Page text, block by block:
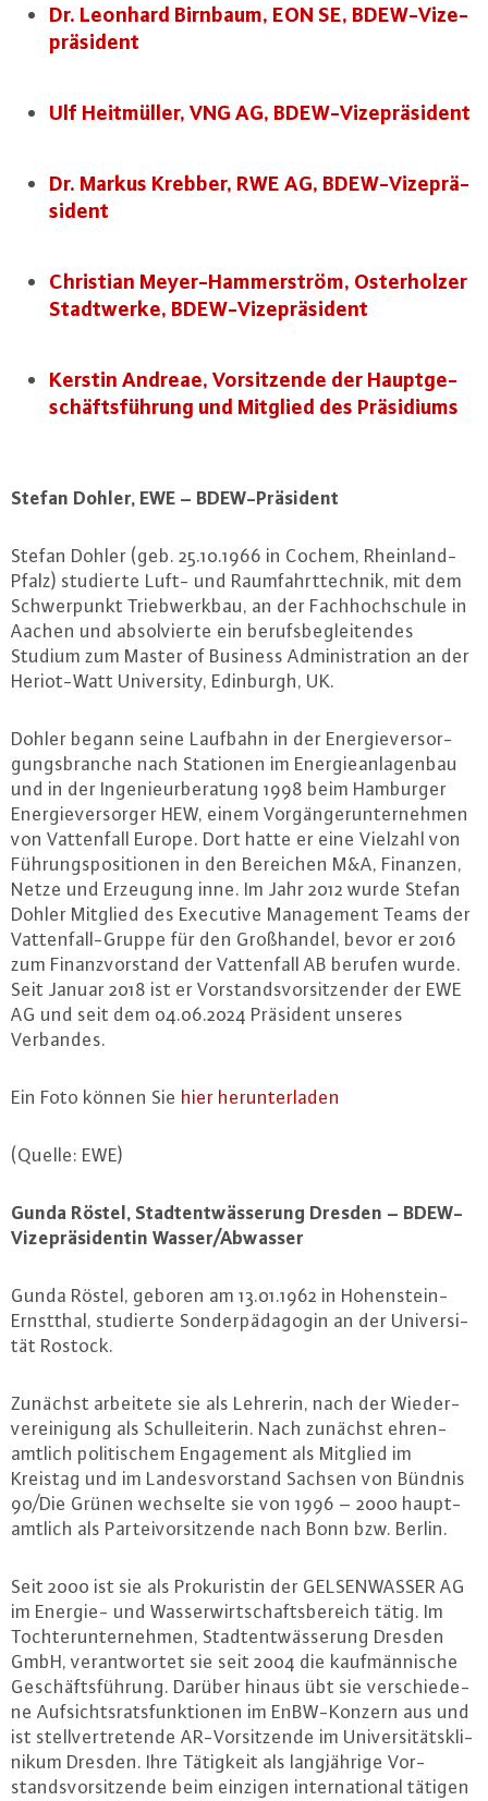
Dr. Leonhard Birnbaum, EON SE, BDEW-Vi­ze­
prä­si­dent
Ulf Heit­mül­ler, VNG AG, BDEW-Vi­ze­prä­si­dent
Dr. Markus Krebber, RWE AG, BDEW-Vi­ze­prä­
si­dent
Christian Mey­er-Ham­mer­ström, Os­ter­hol­zer
Stadt­wer­ke, BDEW-Vi­ze­prä­si­dent
Kerstin Andreae, Vor­sit­zen­de der Haupt­ge­
schäfts­füh­rung und Mitglied des Prä­si­di­ums
Stefan Dohler, EWE – BDEW-Prä­si­dent
Stefan Dohler (geb. 25.10.1966 in Cochem, Rhein­land-
Pfalz) studierte Luft- und Raum­fahrt­tech­nik, mit dem
Schwer­punkt Trieb­werk­bau, an der Fach­hoch­schu­le in
Aachen und ab­sol­vier­te ein be­rufs­be­glei­ten­des
Studium zum Master of Business Ad­mi­nis­tra­ti­on an der
He­ri­ot-Watt Uni­ver­si­ty, Edinburgh, UK.
Dohler begann seine Laufbahn in der En­er­gie­ver­sor­
gungs­bran­che nach Stationen im En­er­gie­an­la­gen­bau
und in der In­ge­nieur­be­ra­tung 1998 beim Hamburger
En­er­gie­ver­sor­ger HEW, einem Vor­gän­ger­un­ter­neh­men
von Vat­ten­fall Europe. Dort hatte er eine Vielzahl von
Füh­rungs­po­si­tio­nen in den Bereichen M&A, Finanzen,
Netze und Erzeugung inne. Im Jahr 2012 wurde Stefan
Dohler Mitglied des Executive Ma­nage­ment Teams der
Vat­ten­fall-Grup­pe für den Groß­han­del, bevor er 2016
zum Fi­nanz­vor­stand der Vat­ten­fall AB berufen wurde.
Seit Januar 2018 ist er Vor­stands­vor­sit­zen­der der EWE
AG und seit dem 04.06.2024 Präsident unseres
Verbandes.
Ein Foto können Sie hier her­un­ter­la­den
(Quelle: EWE)
Gunda Röstel, Stadt­ent­wäs­se­rung Dresden – BDEW-
Vi­ze­prä­si­den­tin Wasser/Abwasser
Gunda Röstel, geboren am 13.01.1962 in Ho­hen­stein-
Ernst­thal, studierte Son­der­päd­ago­gin an der Uni­ver­si­
tät Rostock.
Zunächst arbeitete sie als Lehrerin, nach der Wie­der­
ver­ei­ni­gung als Schul­lei­te­rin. Nach zunächst eh­ren­
amt­lich po­li­ti­schem En­ga­ge­ment als Mitglied im
Kreistag und im Lan­des­vor­stand Sachsen von Bündnis
90/Die Grünen wechselte sie von 1996 – 2000 haupt­
amt­lich als Par­tei­vor­sit­zen­de nach Bonn bzw. Berlin.
Seit 2000 ist sie als Pro­ku­ris­tin der GEL­SEN­WAS­SER AG
im Energie- und Was­ser­wirt­schafts­be­reich tätig. Im
Toch­ter­un­ter­neh­men, Stadt­ent­wäs­se­rung Dresden
GmbH, ver­ant­wor­tet sie seit 2004 die kauf­män­ni­sche
Ge­schäfts­füh­rung. Darüber hinaus übt sie ver­schie­de­
ne Auf­sichts­rats­funk­tio­nen im En­BW-Kon­zern aus und
ist stell­ver­tre­ten­de AR-Vor­sit­zen­de im Uni­ver­si­täts­kli­
ni­kum Dresden. Ihre Tätigkeit als lang­jäh­ri­ge Vor­
stands­vor­sit­zen­de beim einzigen in­ter­na­tio­nal tätigen